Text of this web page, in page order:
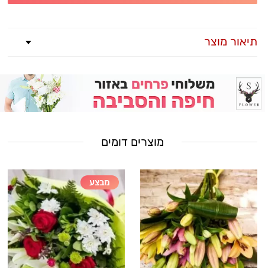
תיאור מוצר
מוצרים דומים
מבצע